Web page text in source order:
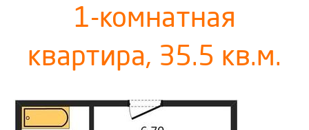
1-комнатная
квартира, 35.5 кв.м.